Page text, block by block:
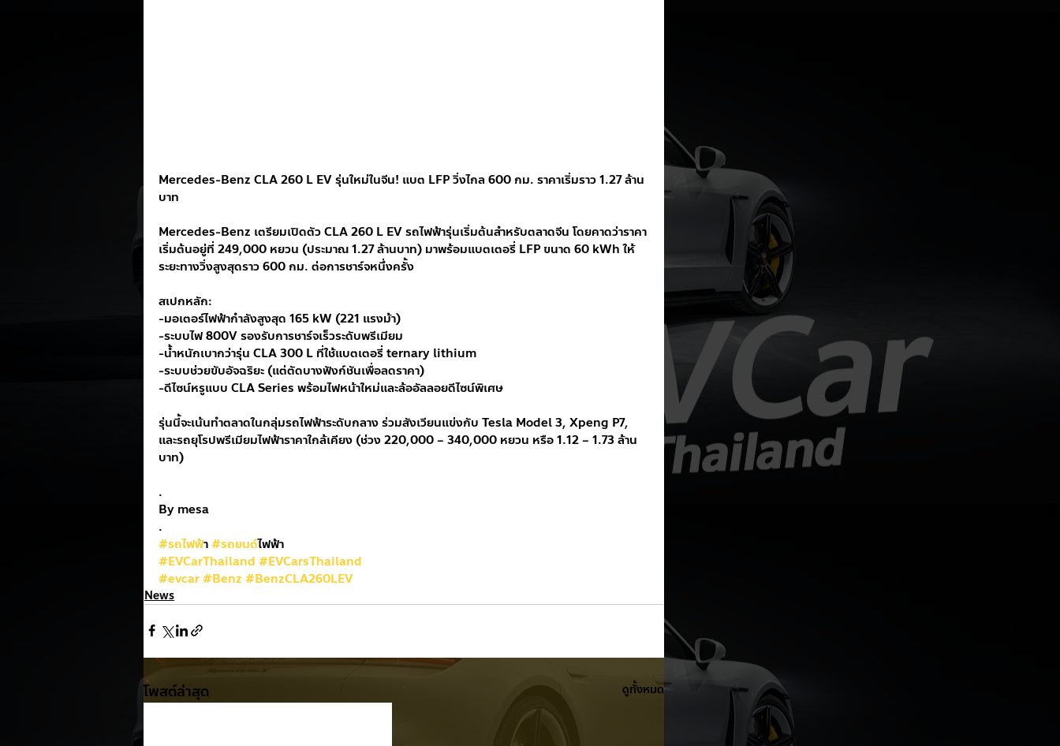
Mercedes-Benz CLA 260 L EV รุ่นใหม่ในจีน! แบต LFP วิ่งไกล 600 กม. ราคาเริ่มราว 1.27 ล้าน
บาท
Mercedes-Benz เตรียมเปิดตัว CLA 260 L EV รถไฟฟ้ารุ่นเริ่มต้นสำหรับตลาดจีน โดยคาดว่าราคา
เริ่มต้นอยู่ที่ 249,000 หยวน (ประมาณ 1.27 ล้านบาท) มาพร้อมแบตเตอรี่ LFP ขนาด 60 kWh ให้
ระยะทางวิ่งสูงสุดราว 600 กม. ต่อการชาร์จหนึ่งครั้ง
สเปกหลัก:
-มอเตอร์ไฟฟ้ากำลังสูงสุด 165 kW (221 แรงม้า)
-ระบบไฟ 800V รองรับการชาร์จเร็วระดับพรีเมียม
-น้ำหนักเบากว่ารุ่น CLA 300 L ที่ใช้แบตเตอรี่ ternary lithium
-ระบบช่วยขับอัจฉริยะ (แต่ตัดบางฟังก์ชันเพื่อลดราคา)
-ดีไซน์หรูแบบ CLA Series พร้อมไฟหน้าใหม่และล้ออัลลอยดีไซน์พิเศษ
รุ่นนี้จะเน้นทำตลาดในกลุ่มรถไฟฟ้าระดับกลาง ร่วมสังเวียนแข่งกับ Tesla Model 3, Xpeng P7,
และรถยุโรปพรีเมียมไฟฟ้าราคาใกล้เคียง (ช่วง 220,000 – 340,000 หยวน หรือ 1.12 – 1.73 ล้าน
บาท)
.
By mesa
.
#รถไฟฟ้า #รถยนต์ไฟฟ้า
#EVCarThailand #EVCarsThailand
#evcar#Benz #BenzCLA260LEV
News
โพสต์ล่าสุด ดูทั้งหมด